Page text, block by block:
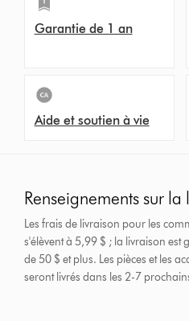
Garantie de 1 an
Aide et soutien à vie
Renseignements sur la
Les frais de livraison pour les
s'élèvent à 5,99 $ ; la livraison est
de 50 $ et plus. Les pièces et les
seront livrés dans les 2-7